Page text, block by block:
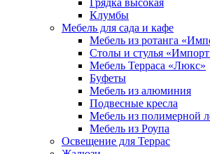
Грядка высокая
Клумбы
Мебель для сада и кафе
Мебель из ротанга
Столы и стулья
Мебель Терраса «Люкс»
Буфеты
Мебель из алюминия
Подвесные кресла
Мебель из полимерной
Мебель из Роупа
Освещение для Террас